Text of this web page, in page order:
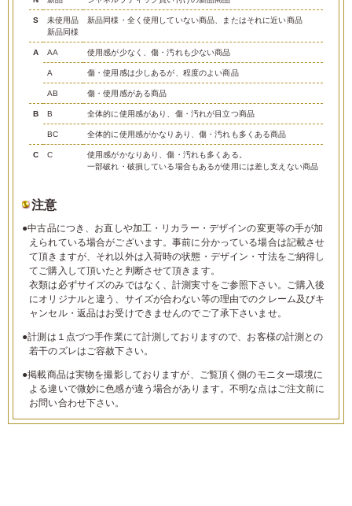
S
未使用品
新品同様
新品同様・全く使用していない商品、またはそれに近い商品
A AA 使用感が少なく、傷・汚れも少ない商品
A 傷・使用感は少しあるが、程度のよい商品
AB 傷・使用感がある商品
B B 全体的に使用感があり、傷・汚れが目立つ商品
BC 全体的に使用感がかなりあり、傷・汚れも多くある商品
C C
使用感がかなりあり、傷・汚れも多くある。
一部破れ・破損している場合もあるが使用には差し支えない商品
注意
●中古品につき、お直しや加工・リカラー・デザインの変更等の手が加
えられている場合がございます。事前に分かっている場合は記載させ
て頂きますが、それ以外は入荷時の状態・デザイン・寸法をご納得し
てご購入して頂いたと判断させて頂きます。
衣類は必ずサイズのみではなく、計測実寸をご参照下さい。ご購入後
にオリジナルと違う、サイズが合わない等の理由でのクレーム及びキ
ャンセル・返品はお受けできませんのでご了承下さいませ。
●計測は１点づつ手作業にて計測しておりますので、お客様の計測との
若干のズレはご容赦下さい。
●掲載商品は実物を撮影しておりますが、ご覧頂く側のモニター環境に
よる違いで微妙に色感が違う場合があります。不明な点はご注文前に
お問い合わせ下さい。